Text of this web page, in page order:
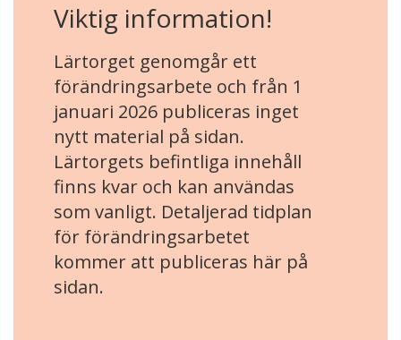
Viktig information!
Lärtorget genomgår ett
förändringsarbete och från 1
januari 2026 publiceras inget
nytt material på sidan.
Lärtorgets befintliga innehåll
finns kvar och kan användas
som vanligt. Detaljerad tidplan
för förändringsarbetet
kommer att publiceras här på
sidan.